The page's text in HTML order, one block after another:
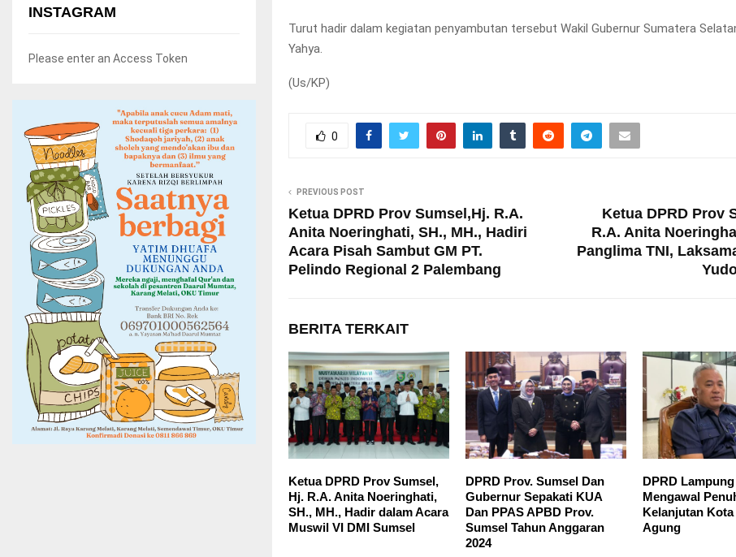
Turut hadir dalam kegiatan penyambutan tersebut Wakil Gubernur Sumatera
Yahya.
(Us/KP)
0
PREVIOUS POST
Ketua DPRD Prov Sumsel,Hj. R.A.
Anita Noeringhati, SH., MH., Hadiri
Acara Pisah Sambut GM PT.
Pelindo Regional 2 Palembang
Ketua DPRD Prov
R.A. Anita
Panglima TNI,
BERITA TERKAIT
Ketua DPRD Prov Sumsel,
Hj. R.A. Anita Noeringhati,
SH., MH., Hadir dalam Acara
Muswil VI DMI Sumsel
DPRD Prov. Sumsel Dan
Gubernur Sepakati KUA
Dan PPAS APBD Prov.
Sumsel Tahun Anggaran
2024
DPRD
Mengawal
Kelanjutan
Agung
INSTAGRAM
Please enter an Access Token